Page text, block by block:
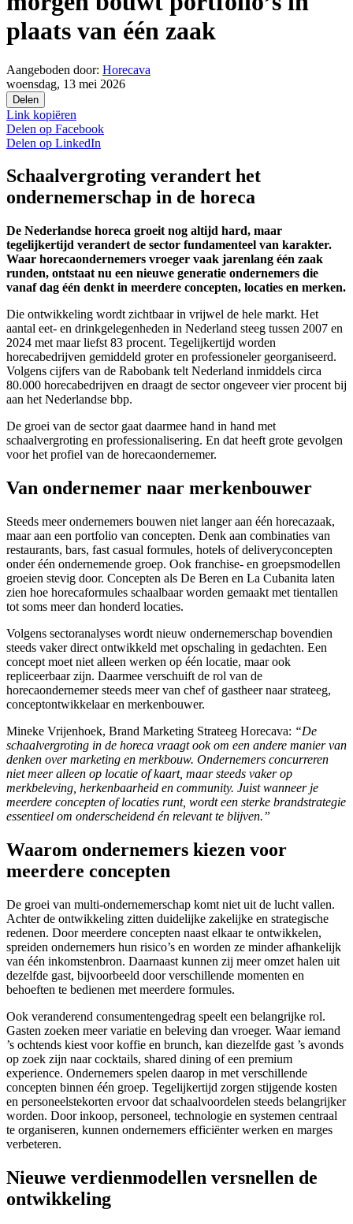
plaats van één zaak
Aangeboden door: Horecava
woensdag, 13 mei 2026
Delen
Link kopiëren
Delen op Facebook
Delen op LinkedIn
Schaalvergroting verandert het
ondernemerschap in de horeca
De Nederlandse horeca groeit nog altijd hard, maar
tegelijkertijd verandert de sector fundamenteel van karakter.
Waar horecaondernemers vroeger vaak jarenlang één zaak
runden, ontstaat nu een nieuwe generatie ondernemers die
vanaf dag één denkt in meerdere concepten, locaties en merken.
Die ontwikkeling wordt zichtbaar in vrijwel de hele markt. Het
aantal eet- en drinkgelegenheden in Nederland steeg tussen 2007 en
2024 met maar liefst 83 procent. Tegelijkertijd worden
horecabedrijven gemiddeld groter en professioneler georganiseerd.
Volgens cijfers van de Rabobank telt Nederland inmiddels circa
80.000 horecabedrijven en draagt de sector ongeveer vier procent bij
aan het Nederlandse bbp.
De groei van de sector gaat daarmee hand in hand met
schaalvergroting en professionalisering. En dat heeft grote gevolgen
voor het profiel van de horecaondernemer.
Van ondernemer naar merkenbouwer
Steeds meer ondernemers bouwen niet langer aan één horecazaak,
maar aan een portfolio van concepten. Denk aan combinaties van
restaurants, bars, fast casual formules, hotels of deliveryconcepten
onder één ondernemende groep. Ook franchise- en groepsmodellen
groeien stevig door. Concepten als De Beren en La Cubanita laten
zien hoe horecaformules schaalbaar worden gemaakt met tientallen
tot soms meer dan honderd locaties.
Volgens sectoranalyses wordt nieuw ondernemerschap bovendien
steeds vaker direct ontwikkeld met opschaling in gedachten. Een
concept moet niet alleen werken op één locatie, maar ook
repliceerbaar zijn. Daarmee verschuift de rol van de
horecaondernemer steeds meer van chef of gastheer naar strateeg,
conceptontwikkelaar en merkenbouwer.
Mineke Vrijenhoek, Brand Marketing Strateeg Horecava: “De
schaalvergroting in de horeca vraagt ook om een andere manier van
denken over marketing en merkbouw. Ondernemers concurreren
niet meer alleen op locatie of kaart, maar steeds vaker op
merkbeleving, herkenbaarheid en community. Juist wanneer je
meerdere concepten of locaties runt, wordt een sterke brandstrategie
essentieel om onderscheidend én relevant te blijven.”
Waarom ondernemers kiezen voor
meerdere concepten
De groei van multi-ondernemerschap komt niet uit de lucht vallen.
Achter de ontwikkeling zitten duidelijke zakelijke en strategische
redenen. Door meerdere concepten naast elkaar te ontwikkelen,
spreiden ondernemers hun risico’s en worden ze minder afhankelijk
van één inkomstenbron. Daarnaast kunnen zij meer omzet halen uit
dezelfde gast, bijvoorbeeld door verschillende momenten en
behoeften te bedienen met meerdere formules.
Ook veranderend consumentengedrag speelt een belangrijke rol.
Gasten zoeken meer variatie en beleving dan vroeger. Waar iemand
’s ochtends kiest voor koffie en brunch, kan diezelfde gast ’s avonds
op zoek zijn naar cocktails, shared dining of een premium
experience. Ondernemers spelen daarop in met verschillende
concepten binnen één groep. Tegelijkertijd zorgen stijgende kosten
en personeelstekorten ervoor dat schaalvoordelen steeds belangrijker
worden. Door inkoop, personeel, technologie en systemen centraal
te organiseren, kunnen ondernemers efficiënter werken en marges
verbeteren.
Nieuwe verdienmodellen versnellen de
ontwikkeling